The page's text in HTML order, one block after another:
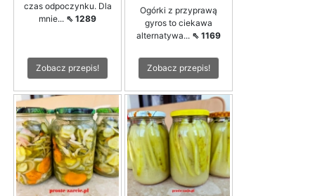
czas odpoczynku. Dla
mnie... ⇖ 1289
Zobacz przepis!
Ogórki z przyprawą
gyros to ciekawa
alternatywa... ⇖ 1169
Zobacz przepis!